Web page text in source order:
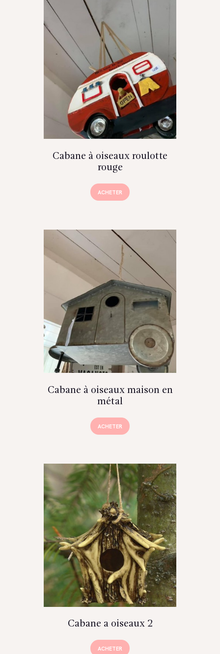
Cabane à oiseaux roulotte
rouge
ACHETER
Cabane à oiseaux maison en
métal
ACHETER
Cabane a oiseaux 2
ACHETER